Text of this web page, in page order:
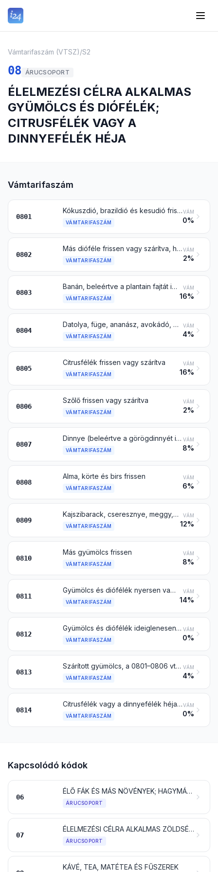
Vámtarifaszám (VTSZ)/S2
08 ÁRUCSOPORT
ÉLELMEZÉSI CÉLRA ALKALMAS
GYÜMÖLCS ÉS DIÓFÉLÉK;
CITRUSFÉLÉK VAGY A
DINNYEFÉLÉK HÉJA
Vámtarifaszám
0801
Kókuszdió, brazildió és kesudió frissen vagy szárítva, héjastól is
VÁMTARIFASZÁM
VÁM
0%
0802
Más dióféle frissen vagy szárítva, héjastól is
VÁMTARIFASZÁM
VÁM
2%
0803
Banán, beleértve a plantain fajtát is, frissen vagy szárítva
VÁMTARIFASZÁM
VÁM
16%
0804
Datolya, füge, ananász, avokádó, guajava, mangó és mangosztán frissen vagy szárítva
VÁMTARIFASZÁM
VÁM
4%
0805
Citrusfélék frissen vagy szárítva
VÁMTARIFASZÁM
VÁM
16%
0806
Szőlő frissen vagy szárítva
VÁMTARIFASZÁM
VÁM
2%
0807
Dinnye (beleértve a görögdinnyét is) és papaya frissen
VÁMTARIFASZÁM
VÁM
8%
0808
Alma, körte és birs frissen
VÁMTARIFASZÁM
VÁM
6%
0809
Kajszibarack, cseresznye, meggy, őszibarack (beleértve a nektarint is), szilva és kökény frissen
VÁMTARIFASZÁM
VÁM
12%
0810
Más gyümölcs frissen
VÁMTARIFASZÁM
VÁM
8%
0811
Gyümölcs és diófélék nyersen vagy gőzöléssel vagy vízben forrázással főzve is fagyasztva, cukor vagy más édesítőanyag hozzáadásával is
VÁMTARIFASZÁM
VÁM
14%
0812
Gyümölcs és diófélék ideiglenesen tartósítva, de közvetlen fogyasztásra nem alkalmas állapotban
VÁMTARIFASZÁM
VÁM
0%
0813
Szárított gyümölcs, a 0801–0806 vtsz. alá tartozók kivételével; diófélék vagy az ebbe az árucsoportba tartozó szárított gyümölcsök keveréke
VÁMTARIFASZÁM
VÁM
4%
0814
Citrusfélék vagy a dinnyefélék héja (beleértve a görögdinnye héját is) frissen, fagyasztva, szárítva vagy sós lében, kénes vízben vagy más tartósító oldatban ideiglenesen tartósítva
VÁMTARIFASZÁM
VÁM
0%
Kapcsolódó kódok
06
ÉLŐ FÁK ÉS MÁS NÖVÉNYEK; HAGYMÁK, GUMÓK, GYÖKEREK ÉS HASONLÓK; VÁGOTT VIRÁGOK ÉS DÍSZÍTŐLOMBOZAT
ÁRUCSOPORT
07
ÉLELMEZÉSI CÉLRA ALKALMAS ZÖLDSÉGFÉLÉK, ÉS EGYES GYÖKEREK ÉS GUMÓK
ÁRUCSOPORT
KÁVÉ, TEA, MATÉTEA ÉS FŰSZEREK